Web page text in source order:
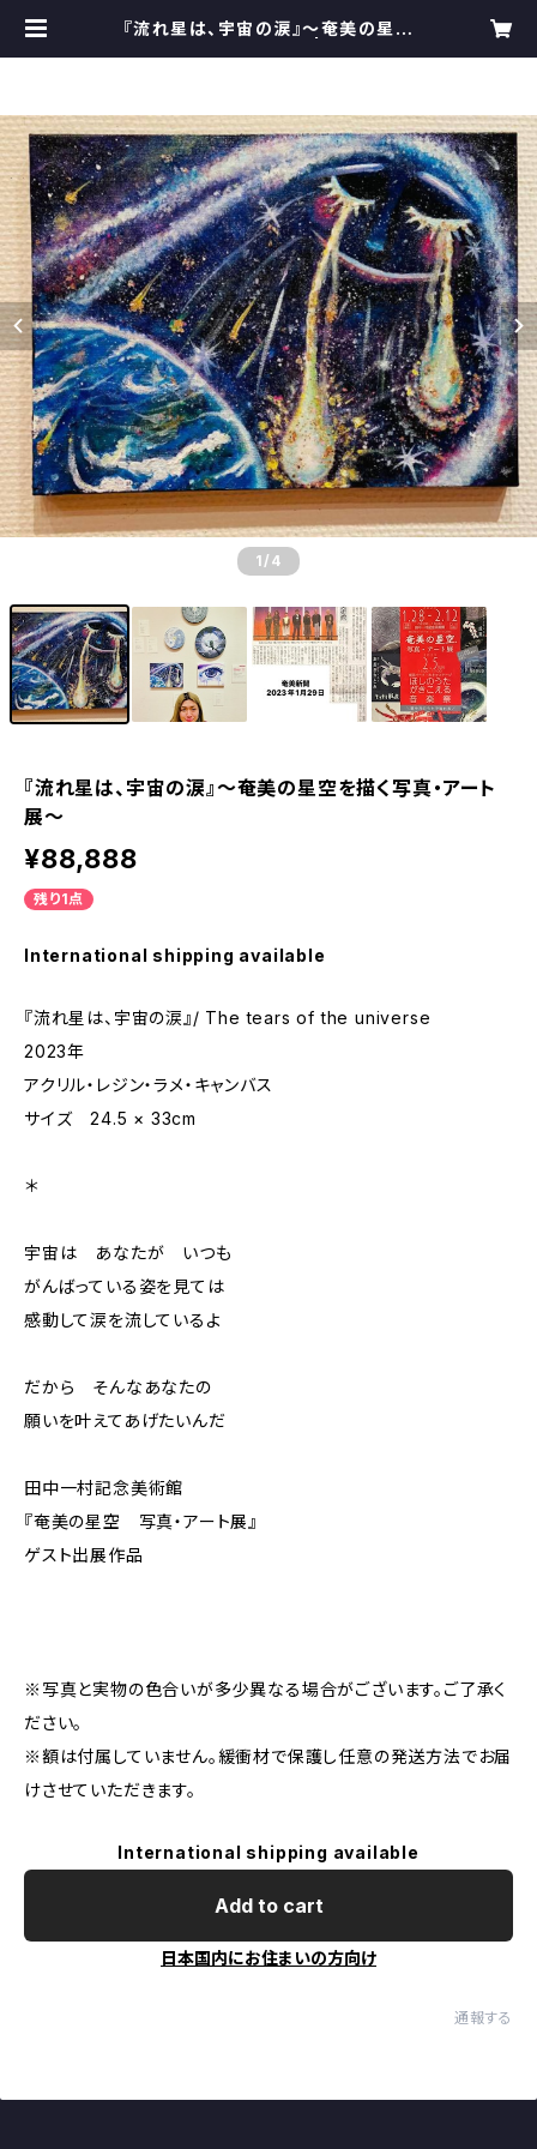
『流れ星は、宇宙の涙』～奄美の星空
1 /4
『流れ星は、宇宙の涙』～奄美の星空を描く写真・アート
展～
¥88,888
残り1点
International shipping available
『流れ星は、宇宙の涙』/ The tears of the universe
2023年
アクリル・レジン・ラメ・キャンバス
サイズ 24.5 × 33cm
＊
宇宙は あなたが いつも
がんばっている姿を見ては
感動して涙を流しているよ
だから そんなあなたの
願いを叶えてあげたいんだ
田中一村記念美術館
『奄美の星空 写真・アート展』
ゲスト出展作品
※写真と実物の色合いが多少異なる場合がございます。ご了承く
ださい。
※額は付属していません。緩衝材で保護し任意の発送方法でお届
けさせていただきます。
International shipping available
Add to cart
日本国内にお住まいの方向け
通報する